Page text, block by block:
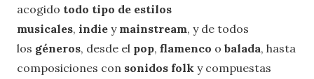
acogido todo tipo de estilos
musicales, indie y mainstream, y de todos
los géneros, desde el pop, flamenco o balada, hasta
composiciones con sonidos folk y compuestas